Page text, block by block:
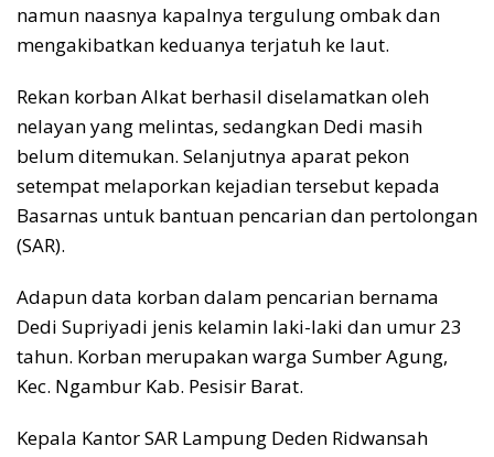
namun naasnya kapalnya tergulung ombak dan
mengakibatkan keduanya terjatuh ke laut.
Rekan korban Alkat berhasil diselamatkan oleh
nelayan yang melintas, sedangkan Dedi masih
belum ditemukan. Selanjutnya aparat pekon
setempat melaporkan kejadian tersebut kepada
Basarnas untuk bantuan pencarian dan pertolongan
(SAR).
Adapun data korban dalam pencarian bernama
Dedi Supriyadi jenis kelamin laki-laki dan umur 23
tahun. Korban merupakan warga Sumber Agung,
Kec. Ngambur Kab. Pesisir Barat.
Kepala Kantor SAR Lampung Deden Ridwansah